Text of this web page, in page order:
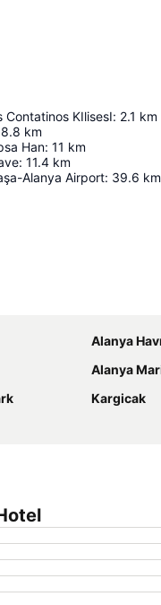
Contatinos KIlisesI: 2.1 km
8.8 km
Han: 11 km
: 11.4 km
Alanya Airport: 39.6 km
Alanya
Alanya
Kargicak